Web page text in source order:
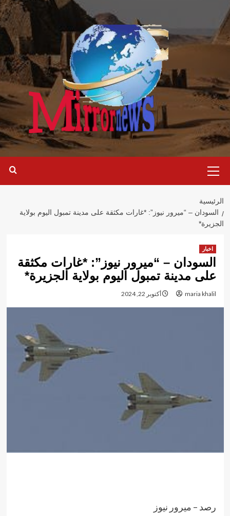
تخطي
إلى
المحتوى
الرئيسية
الرئيسية
السودان – “ميرور نيوز”: *غارات مكثقة على مدينة تمبول اليوم بولاية
الجزيرة*
اخبار
السودان – “ميرور نيوز”: *غارات مكثقة
على مدينة تمبول اليوم بولاية الجزيرة*
maria khalil أكتوبر 22, 2024
رصد – ميرور نيوز